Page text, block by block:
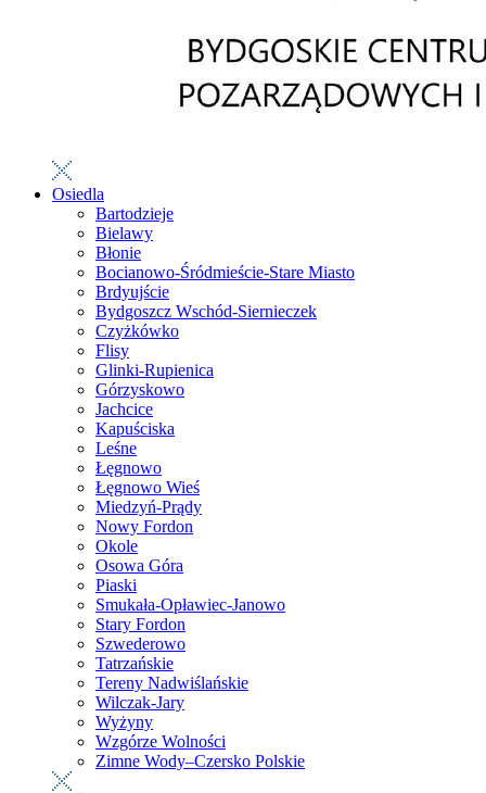
Osiedla
Bartodzieje
Bielawy
Błonie
Bocianowo-Śródmieście-Stare Miasto
Brdyujście
Bydgoszcz Wschód-Siernieczek
Czyżkówko
Flisy
Glinki-Rupienica
Górzyskowo
Jachcice
Kapuściska
Leśne
Łęgnowo
Łęgnowo Wieś
Miedzyń-Prądy
Nowy Fordon
Okole
Osowa Góra
Piaski
Smukała-Opławiec-Janowo
Stary Fordon
Szwederowo
Tatrzańskie
Tereny Nadwiślańskie
Wilczak-Jary
Wyżyny
Wzgórze Wolności
Zimne Wody–Czersko Polskie